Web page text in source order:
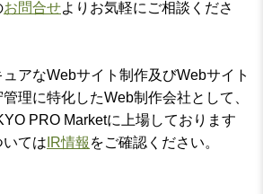
お問合せよりお気軽にご相談くださ
アなWebサイト制作及びWebサイト
理に特化したWeb制作会社として、
PRO Marketに上場しております
ては IR情報 をご確認ください。